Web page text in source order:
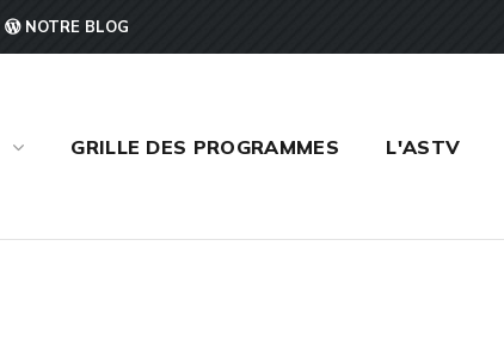
NOTRE BLOG
GRILLE DES PROGRAMMES L'ASTV